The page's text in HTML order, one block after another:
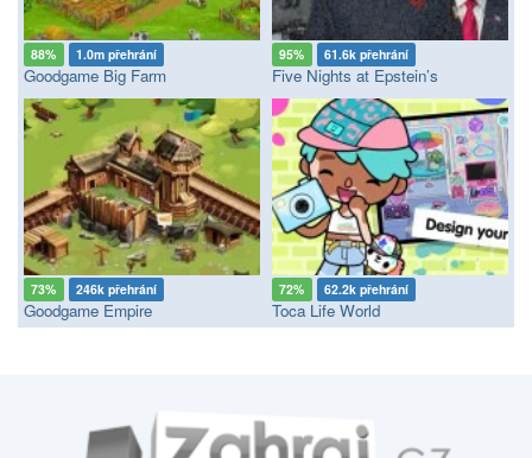
88% 1.0m přehrání
Goodgame Big Farm
95% 61.6k přehrání
Five Nights at Epstein’s
73% 246k přehrání
Goodgame Empire
72% 62.2k přehrání
Toca Life World